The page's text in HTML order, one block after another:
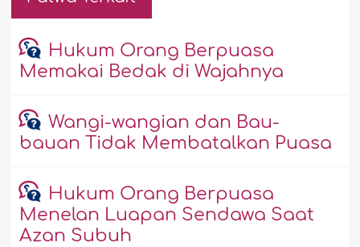
Hukum Orang Berpuasa
Memakai Bedak di Wajahnya
Wangi-wangian dan Bau-
bauan Tidak Membatalkan Puasa
Hukum Orang Berpuasa
Menelan Luapan Sendawa Saat
Azan Subuh